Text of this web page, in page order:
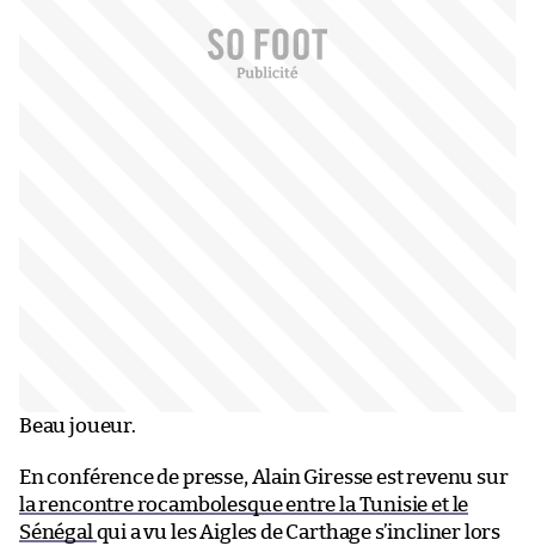
Beau joueur.
En conférence de presse, Alain Giresse est revenu sur
la rencontre rocambolesque entre la Tunisie et le
Sénégal qui a vu les Aigles de Carthage s’incliner lors